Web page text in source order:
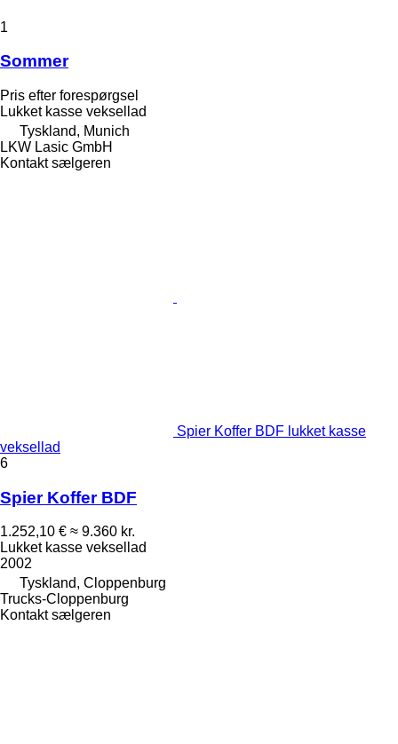
1
Sommer
Pris efter forespørgsel
Lukket kasse veksellad
Tyskland, Munich
LKW Lasic GmbH
Kontakt sælgeren
Spier Koffer BDF lukket kasse
veksellad
6
Spier Koffer BDF
1.252,10 € ≈ 9.360 kr.
Lukket kasse veksellad
2002
Tyskland, Cloppenburg
Trucks-Cloppenburg
Kontakt sælgeren